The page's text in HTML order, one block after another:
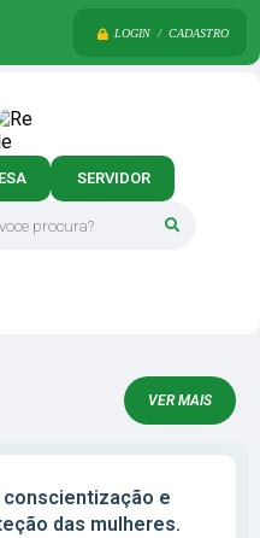
LOGIN / CADASTRO
SERVIDOR
VER MAIS
conscientização e
das mulheres.